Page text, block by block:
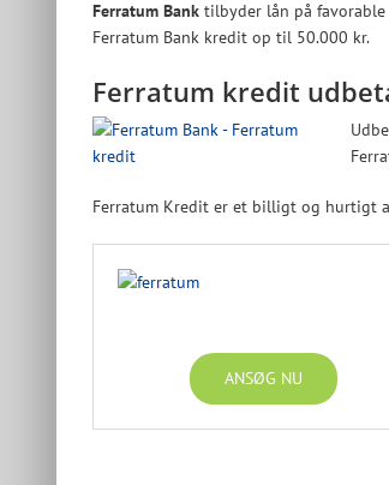
Ferratum Bank tilbyder lån på
Ferratum Bank kredit op til 50.000 kr.
Ferratum kredit
Ferratum Kredit er et billigt og hurtigt
ANSØG NU